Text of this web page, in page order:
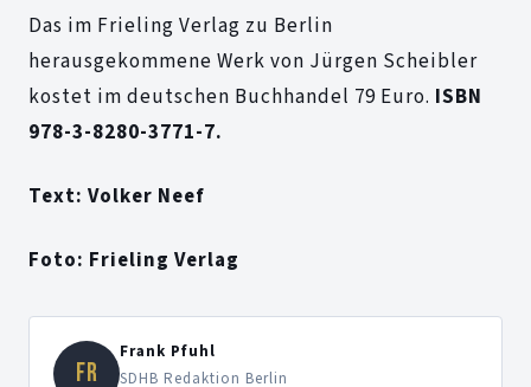
Das im Frieling Verlag zu Berlin
herausgekommene Werk von Jürgen Scheibler
kostet im deutschen Buchhandel 79 Euro. ISBN
978-3-8280-3771-7.
Text: Volker Neef
Foto: Frieling Verlag
FR
Frank Pfuhl
SDHB Redaktion Berlin